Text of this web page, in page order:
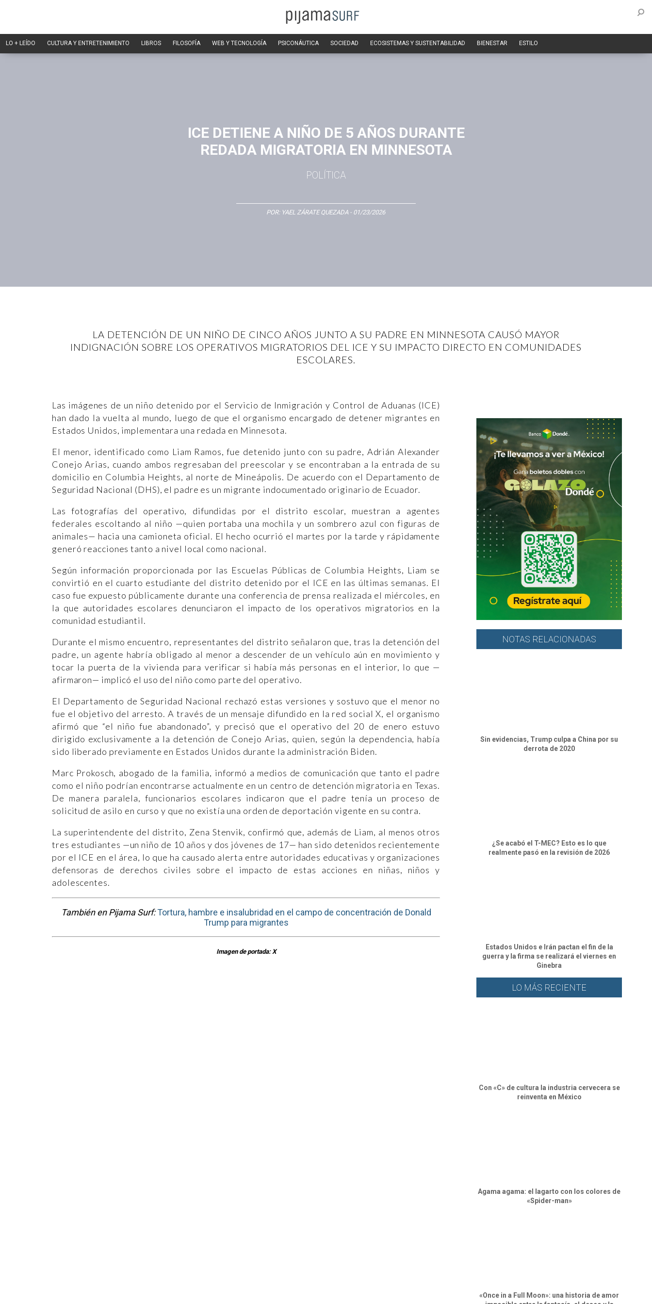
LO + LEÍDO CULTURA Y ENTRETENIMIENTO LIBROS FILOSOFÍA WEB Y TECNOLOGÍA PSICONÁUTICA SOCIEDAD ECOSISTEMAS Y SUSTENTABILIDAD BIENESTAR ESTILO
ICE DETIENE A NIÑO DE 5 AÑOS DURANTE
REDADA MIGRATORIA EN MINNESOTA
POLÍTICA
POR: YAEL ZÁRATE QUEZADA - 01/23/2026
LA DETENCIÓN DE UN NIÑO DE CINCO AÑOS JUNTO A SU PADRE EN MINNESOTA CAUSÓ MAYOR
INDIGNACIÓN SOBRE LOS OPERATIVOS MIGRATORIOS DEL ICE Y SU IMPACTO DIRECTO EN COMUNIDADES
ESCOLARES.
Las imágenes de un niño detenido por el Servicio de Inmigración y Control de Aduanas (ICE)
han dado la vuelta al mundo, luego de que el organismo encargado de detener migrantes en
Estados Unidos, implementara una redada en Minnesota.
El menor, identificado como Liam Ramos, fue detenido junto con su padre, Adrián Alexander
Conejo Arias, cuando ambos regresaban del preescolar y se encontraban a la entrada de su
domicilio en Columbia Heights, al norte de Mineápolis. De acuerdo con el Departamento de
Seguridad Nacional (DHS), el padre es un migrante indocumentado originario de Ecuador.
Las fotografías del operativo, difundidas por el distrito escolar, muestran a agentes
federales escoltando al niño —quien portaba una mochila y un sombrero azul con figuras de
animales— hacia una camioneta oficial. El hecho ocurrió el martes por la tarde y rápidamente
generó reacciones tanto a nivel local como nacional.
Según información proporcionada por las Escuelas Públicas de Columbia Heights, Liam se
convirtió en el cuarto estudiante del distrito detenido por el ICE en las últimas semanas. El
caso fue expuesto públicamente durante una conferencia de prensa realizada el miércoles, en
la que autoridades escolares denunciaron el impacto de los operativos migratorios en la
comunidad estudiantil.
Durante el mismo encuentro, representantes del distrito señalaron que, tras la detención del
padre, un agente habría obligado al menor a descender de un vehículo aún en movimiento y
tocar la puerta de la vivienda para verificar si había más personas en el interior, lo que —
afirmaron— implicó el uso del niño como parte del operativo.
El Departamento de Seguridad Nacional rechazó estas versiones y sostuvo que el menor no
fue el objetivo del arresto. A través de un mensaje difundido en la red social X, el organismo
afirmó que “el niño fue abandonado”, y precisó que el operativo del 20 de enero estuvo
dirigido exclusivamente a la detención de Conejo Arias, quien, según la dependencia, había
sido liberado previamente en Estados Unidos durante la administración Biden.
Marc Prokosch, abogado de la familia, informó a medios de comunicación que tanto el padre
como el niño podrían encontrarse actualmente en un centro de detención migratoria en Texas.
De manera paralela, funcionarios escolares indicaron que el padre tenía un proceso de
solicitud de asilo en curso y que no existía una orden de deportación vigente en su contra.
La superintendente del distrito, Zena Stenvik, confirmó que, además de Liam, al menos otros
tres estudiantes —un niño de 10 años y dos jóvenes de 17— han sido detenidos recientemente
por el ICE en el área, lo que ha causado alerta entre autoridades educativas y organizaciones
defensoras de derechos civiles sobre el impacto de estas acciones en niñas, niños y
adolescentes.
También en Pijama Surf: Tortura, hambre e insalubridad en el campo de concentración de Donald
Trump para migrantes
Imagen de portada: X
NOTAS RELACIONADAS
Sin evidencias, Trump culpa a China por su
derrota de 2020
¿Se acabó el T-MEC? Esto es lo que
realmente pasó en la revisión de 2026
Estados Unidos e Irán pactan el fin de la
guerra y la firma se realizará el viernes en
Ginebra
LO MÁS RECIENTE
Con «C» de cultura la industria cervecera se
reinventa en México
Agama agama: el lagarto con los colores de
«Spider-man»
«Once in a Full Moon»: una historia de amor